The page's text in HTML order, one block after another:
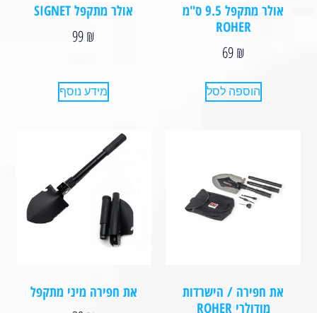
אולר מתקפל 9.5 ס"מ
ROHER
69₪
הוספה לסל
אולר מתקפל SIGNET
99₪
מידע נוסף
את חפירה / הישרדות
מודולרי ROHER
את חפירה מיני מתקפל